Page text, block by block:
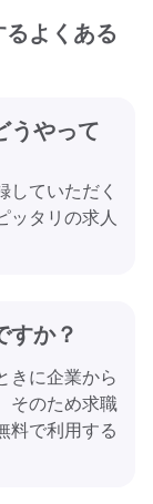
よくある
うやって
していただく
ッタリの求人
すか？
きに企業から
そのため求職
料で利用する